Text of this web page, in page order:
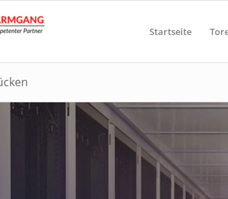
Startseite